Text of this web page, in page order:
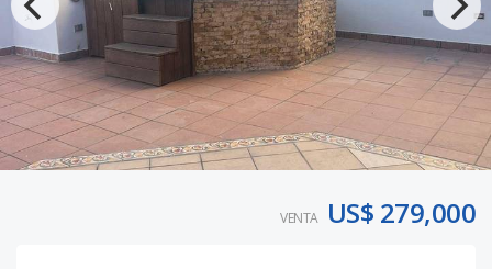
VENTA US$ 279,000